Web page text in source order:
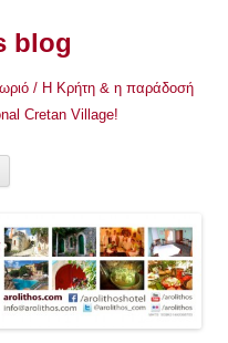
blog
/ Η Κρήτη & η παράδοσή
Cretan Village!